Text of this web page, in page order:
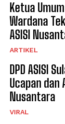
Ketua
Wardana
ASISI
ARTIKEL
DPD ASISI
Ucapan dan
Nusantara
VIRAL